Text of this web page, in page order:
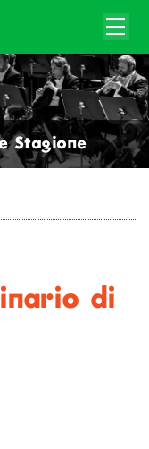
Stagione
di